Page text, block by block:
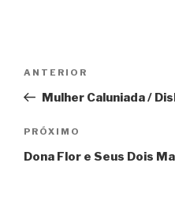
Post
Anterior
ANTERIOR
Mulher Caluniada /
Próximo
PRÓXIMO
Dona Flor e Seus Dois